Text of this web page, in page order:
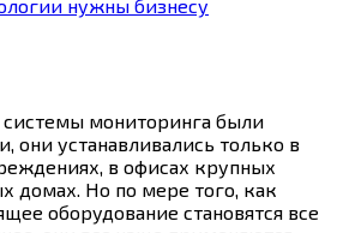
нужны бизнесу
мониторинга были
они устанавливались только в
в офисах крупных
домах. Но по мере того, как
оборудование становятся все